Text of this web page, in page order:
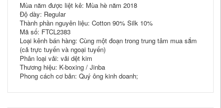
Mùa năm được liệt kê: Mùa hè năm 2018
Độ dày: Regular
Thành phần nguyên liệu: Cotton 90% Silk 10%
Mã số: FTCL2383
Loại kênh bán hàng: Cùng một đoạn trong trung tâm mua sắm
(cả trực tuyến và ngoại tuyến)
Phân loại vải: vải dệt kim
Thương hiệu: K-boxing / Jinba
Phong cách cơ bản: Quý ông kinh doanh;